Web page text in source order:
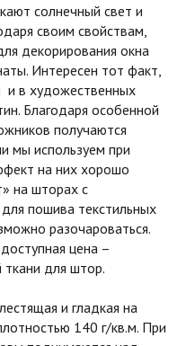
солнечный свет и
своим свойствам,
декорирования окна
Интересен тот факт,
и в художественных
Благодаря особенной
получаются
мы используем при
на них хорошо
на шторах с
пошива текстильных
разочароваться.
цена –
для штор.
и гладкая на
140 г/кв.м. При